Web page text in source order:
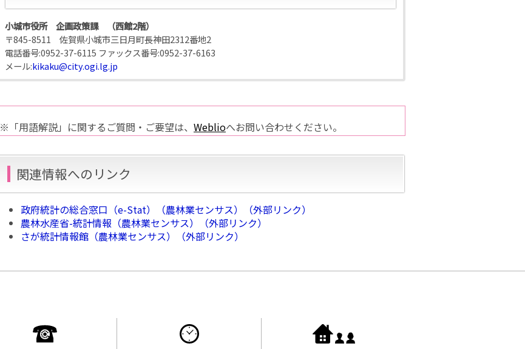
小城市役所 企画政策課 （西館2階）
〒845-8511 佐賀県小城市三日月町長神田2312番地2
電話番号:0952-37-6115 ファックス番号:0952-37-6163
メール:kikaku@city.ogi.lg.jp
※「用語解説」に関するご質問・ご要望は、 Weblioへお問い合わせください。
関連情報へのリンク
政府統計の総合窓口（e-Stat）（農林業センサス）（外部リンク）
農林水産省-統計情報（農林業センサス）（外部リンク）
さが統計情報館（農林業センサス）（外部リンク）